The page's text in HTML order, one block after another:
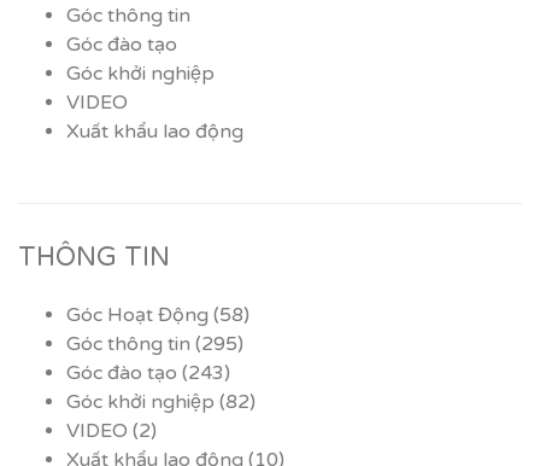
Góc thông tin
Góc đào tạo
Góc khởi nghiệp
VIDEO
Xuất khẩu lao động
THÔNG TIN
Góc Hoạt Động (58)
Góc thông tin (295)
Góc đào tạo (243)
Góc khởi nghiệp (82)
VIDEO (2)
Xuất khẩu lao động (10)